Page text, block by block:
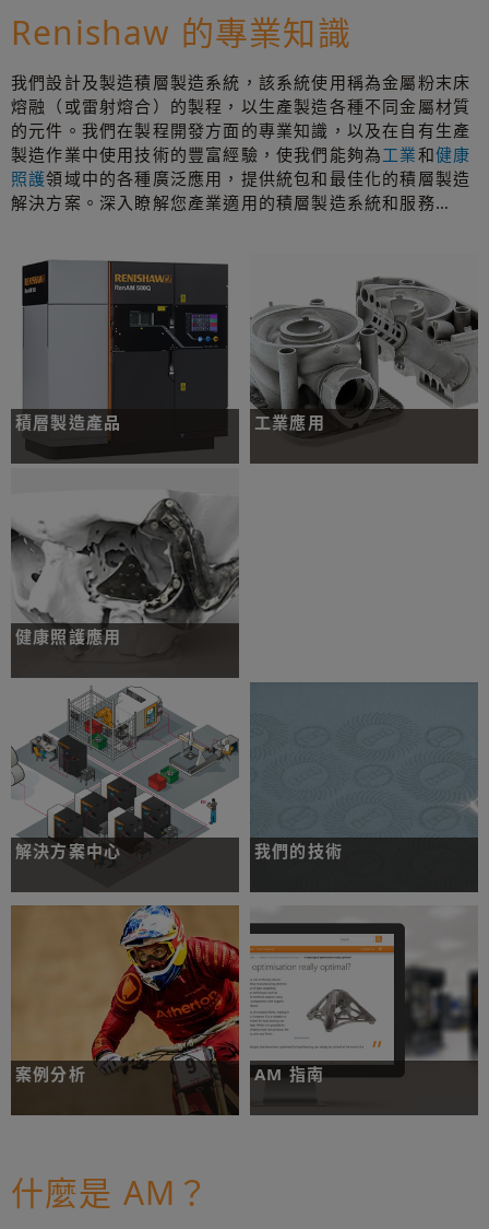
Renishaw 的專業知識
我們設計及製造積層製造系統，該系統使用稱為金屬粉末床
熔融（或雷射熔合）的製程，以生產製造各種不同金屬材質
的元件。我們在製程開發方面的專業知識，以及在自有生產
製造作業中使用技術的豐富經驗，使我們能夠為工業和健康
照護領域中的各種廣泛應用，提供統包和最佳化的積層製造
解決方案。深入瞭解您產業適用的積層製造系統和服務…
積層製造產品
深入瞭解
工業應用
健康照護應用
進一步瞭解，如何將積層製造技術運用
在牙科和上頜面治療。
深入瞭解
解決方案中心
積層製造 (AM) 創新途徑。
我們的技術
深入瞭解
案例分析 AM 指南
什麼是 AM？